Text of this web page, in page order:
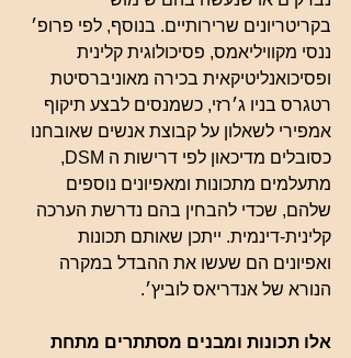
בקריטריונים שרירותיים. בנוסף, לפי פרופ׳
ננסי מקוויליאמס, פסיכולוגית קלינית
ופסיכואנליטיקאית בכירה מאוניברסיטת
רטגרס בניו ג׳רזי, כשמנסים לבצע תיקוף
אמפירי לשאלון על קבוצת אנשים שאובחנו
כסובלים מדיכאון לפי דרישות ה DSM,
מתעלמים מתכונות ומאפיונים נוספים
שלהם, שכדי להבחין בהם נדרשת הערכה
קלינית-דינמית. ייתכן שאותם תכונות
ואפיונים הם שעשו את ההבדל במקרה
הנורא של אנדריאס לוביץ׳.
אלו תכונות ומבנים מסתתרים מתחת